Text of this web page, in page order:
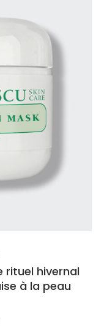
rituel hivernal
à la peau